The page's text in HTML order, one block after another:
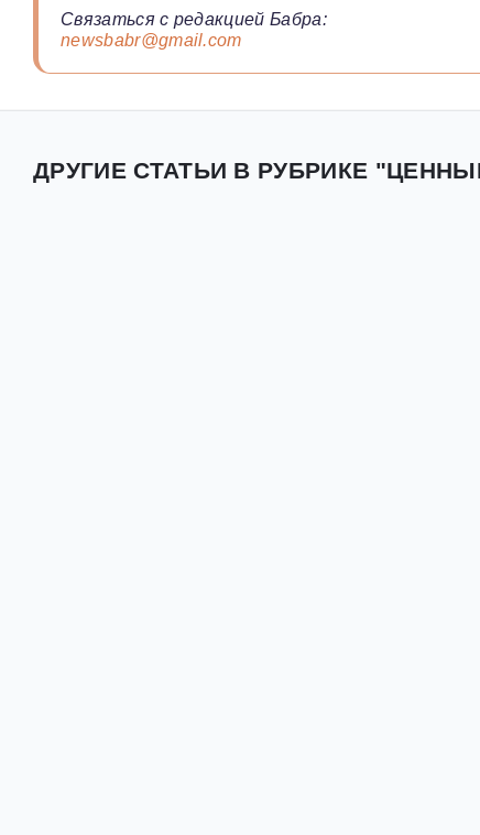
Связаться с редакцией Бабра:
newsbabr@gmail.com
ДРУГИЕ СТАТЬИ В РУБРИКЕ